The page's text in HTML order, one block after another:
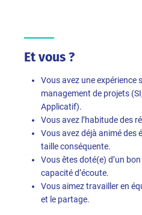
Et vous ?
Vous avez une expérience
management de projets
Applicatif).
Vous avez l’habitude des
Vous avez déjà animé des
taille conséquente.
Vous êtes doté(e) d’un
capacité d’écoute.
Vous aimez travailler en
et le partage.